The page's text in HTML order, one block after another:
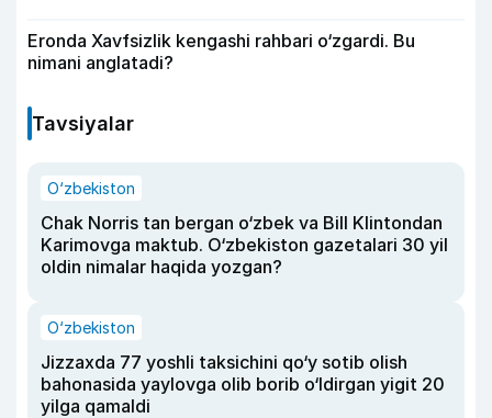
Eronda Xavfsizlik kengashi rahbari o‘zgardi. Bu
nimani anglatadi?
Tavsiyalar
O‘zbekiston
Chak Norris tan bergan o‘zbek va Bill Klintondan
Karimovga maktub. O‘zbekiston gazetalari 30 yil
oldin nimalar haqida yozgan?
O‘zbekiston
Jizzaxda 77 yoshli taksichini qo‘y sotib olish
bahonasida yaylovga olib borib o‘ldirgan yigit 20
yilga qamaldi